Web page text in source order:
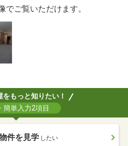
でご覧いただけます。
をもっと知りたい！
簡単入力2項目
件を見学 したい